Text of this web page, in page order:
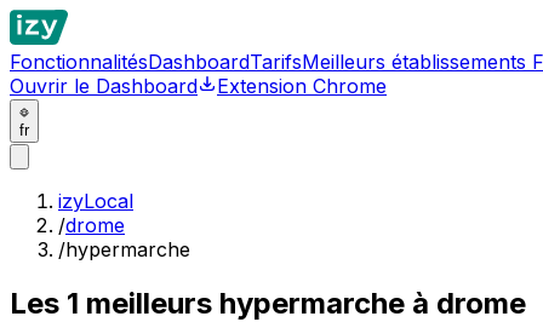
FonctionnalitésDashboardTarifsMeilleurs établissements
Ouvrir le Dashboard
Extension Chrome
fr
izyLocal
/drome
/hypermarche
Les 1 meilleurs hypermarche à drome